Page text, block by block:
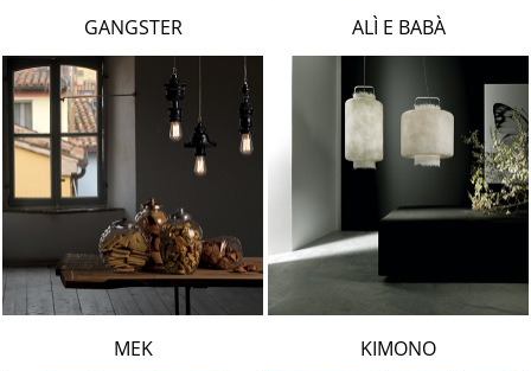
PORSCHE
CATELLANI & SMITH
VIABIZZUNO
ALÌ E BABÀ
GANGSTER
KIMONO
MEK